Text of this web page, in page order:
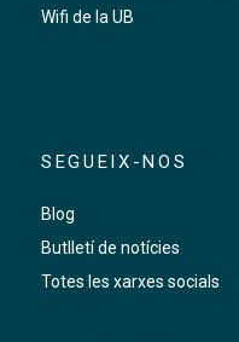
Wifi de la UB
SEGUEIX-NOS
Blog
Butlletí de notícies
Totes les xarxes socials